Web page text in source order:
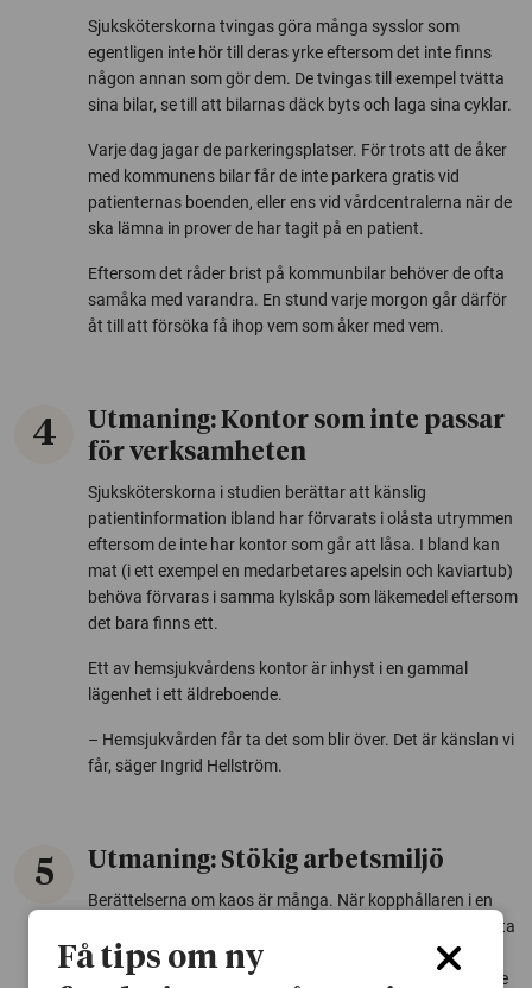
Sjuksköterskorna tvingas göra många sysslor som
egentligen inte hör till deras yrke eftersom det inte finns
någon annan som gör dem. De tvingas till exempel tvätta
sina bilar, se till att bilarnas däck byts och laga sina cyklar.
Varje dag jagar de parkeringsplatser. För trots att de åker
med kommunens bilar får de inte parkera gratis vid
patienternas boenden, eller ens vid vårdcentralerna när de
ska lämna in prover de har tagit på en patient.
Eftersom det råder brist på kommunbilar behöver de ofta
samåka med varandra. En stund varje morgon går därför
åt till att försöka få ihop vem som åker med vem.
4
Utmaning: Kontor som inte passar
för verksamheten
Sjuksköterskorna i studien berättar att känslig
patientinformation ibland har förvarats i olåsta utrymmen
eftersom de inte har kontor som går att låsa. I bland kan
mat (i ett exempel en medarbetares apelsin och kaviartub)
behöva förvaras i samma kylskåp som läkemedel eftersom
det bara finns ett.
Ett av hemsjukvårdens kontor är inhyst i en gammal
lägenhet i ett äldreboende.
– Hemsjukvården får ta det som blir över. Det är känslan vi
får, säger Ingrid Hellström.
5 Utmaning: Stökig arbetsmiljö
Berättelserna om kaos är många. När kopphållaren i en
sjuksköterskas bil var fylld med salva tvingades hon tvätta
bilen innan hon kunde börja dagens arbetspass. I en
annan bil var facket mellan förarsäte och passagerarsäte
Få tips om ny